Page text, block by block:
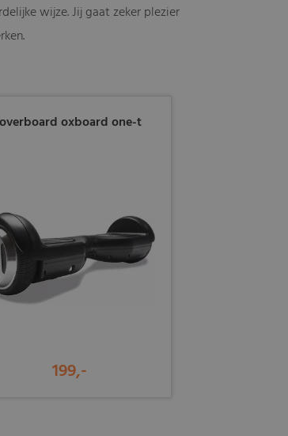
wijze. Jij gaat zeker plezier
oxboard one-t
199,-